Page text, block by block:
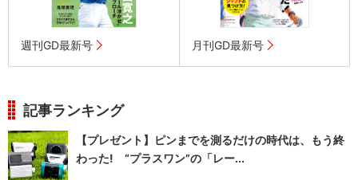
週刊GD最新号 月刊GD最新号
記事ランキング
【プレゼント】ピンまでを測るだけの時代は、もう終
わった! “プラスワン”の「レー...